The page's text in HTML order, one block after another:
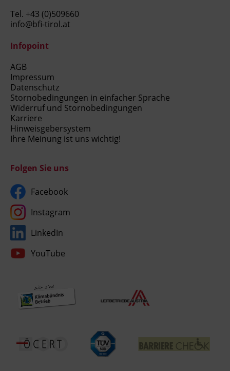
Tel. +43 (0)509660
info@bfi-tirol.at
Infopoint
AGB
Impressum
Datenschutz
Stornobedingungen in einfacher Sprache
Widerruf und Stornobedingungen
Karriere
Hinweisgebersystem
Ihre Meinung ist uns wichtig!
Folgen Sie uns
Facebook
Instagram
LinkedIn
YouTube